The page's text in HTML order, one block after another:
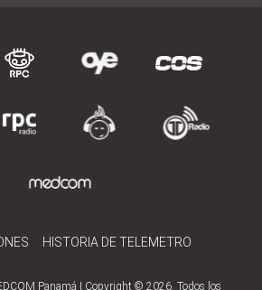
HISTORIA DE TELEMETRO
Panamá | Copyright © 2026. Todos los